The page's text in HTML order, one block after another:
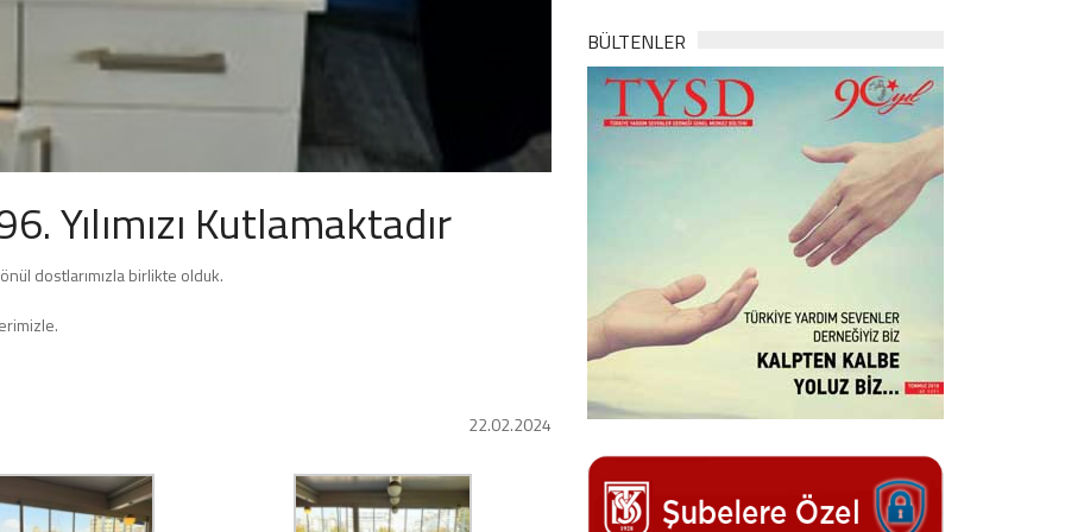
Yılımızı Kutlamaktadır
dostlarımızla birlikte olduk.
22.02.2024
BÜLTENLER